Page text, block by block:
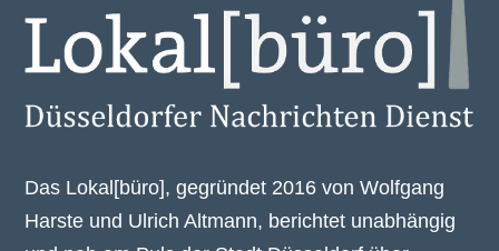
Das Lokal[büro], gegründet 2016 von Wolfgang
Harste und Ulrich Altmann, berichtet unabhängig